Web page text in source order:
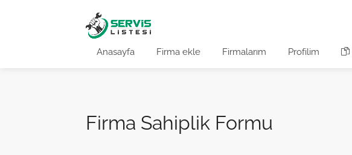
Anasayfa Firma ekle Firmalarım Profilim
Firma Sahiplik Formu